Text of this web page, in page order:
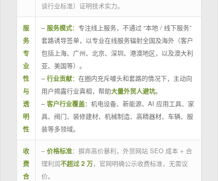
谈行业标准）证明技术实力。
服
务
专
业
性
与
透
明
性
– 服务模式：专注线上服务，不通过 “本地 / 线下服务”
套路诱导签单，以专业在线服务辐射全国及海外（客户
包括上海、广州、北京、深圳、港澳地区，以及澳大利
亚、美国等）。
–行业贡献：在圈内充斥噱头和套路的情况下，主动向
用户揭露行业真相，帮助大量外贸人避坑。
–客户行业覆盖：机电设备、新能源、AI 应用工具、家
具、阀门、装修建材、机械制造、高精器材、车辆、服
装等多领域。
收
费
合
– 价格标准：摒弃高价暴利，外贸网站 SEO 成本 + 合
理利润不超过 2 万，官网明确公示收费标准，无需议
价。